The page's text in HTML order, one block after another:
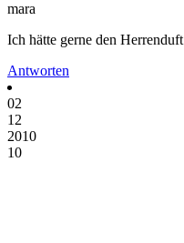
mara
Ich hätte gerne den Herrenduft
Antworten
02
12
2010
10